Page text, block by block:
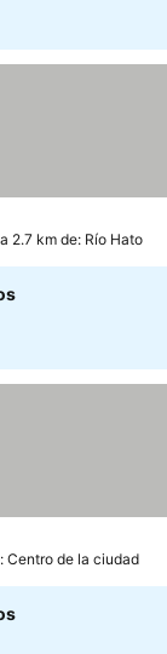
2.7 km de: Río Hato
Centro de la ciudad